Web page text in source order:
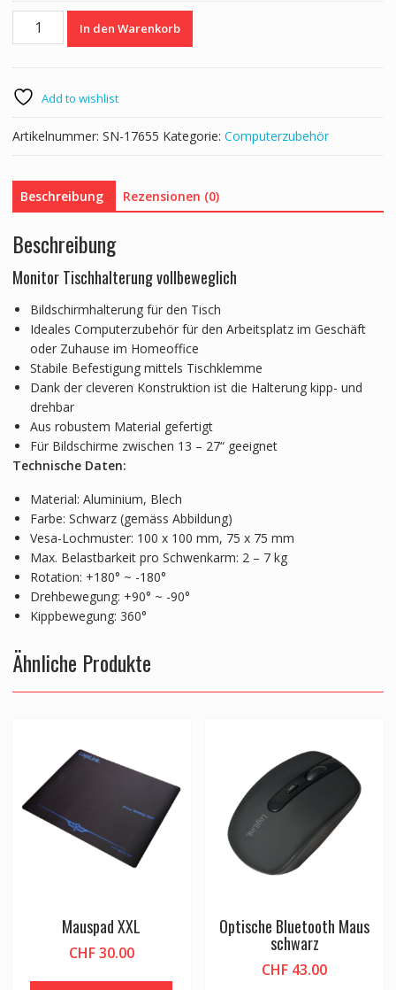
Monitorhalterung
-
27''
Menge
In den Warenkorb
Add to wishlist
Artikelnummer: SN-17655 Kategorie: Computerzubehör
Beschreibung Rezensionen (0)
Beschreibung
Monitor Tischhalterung vollbeweglich
Bildschirmhalterung für den Tisch
Ideales Computerzubehör für den Arbeitsplatz im Geschäft
oder Zuhause im Homeoffice
Stabile Befestigung mittels Tischklemme
Dank der cleveren Konstruktion ist die Halterung kipp- und
drehbar
Aus robustem Material gefertigt
Für Bildschirme zwischen 13 – 27“ geeignet
Technische Daten:
Material: Aluminium, Blech
Farbe: Schwarz (gemäss Abbildung)
Vesa-Lochmuster: 100 x 100 mm, 75 x 75 mm
Max. Belastbarkeit pro Schwenkarm: 2 – 7 kg
Rotation: +180° ~ -180°
Drehbewegung: +90° ~ -90°
Kippbewegung: 360°
Ähnliche Produkte
Mauspad XXL
CHF30.00
Optische Bluetooth Maus
schwarz
CHF 43.00